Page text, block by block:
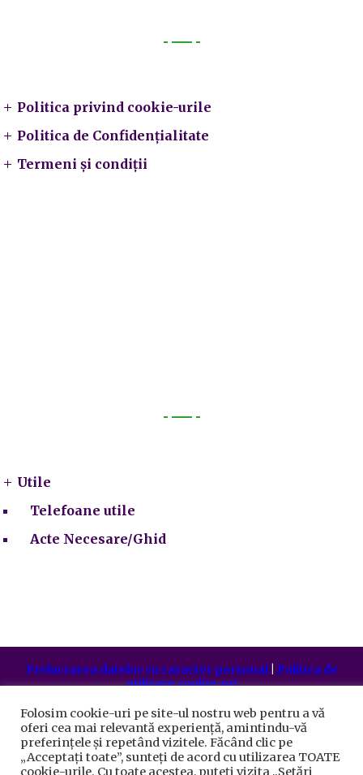
Politica privind cookie-urile
Politica de Confidențialitate
Termeni și condiții
Utile
Telefoane utile
Acte Necesare/Ghid
Prelucrarea datelor cu caracter personal| Politica de
utilizare cookie-uri
rezervate.
Folosim cookie-uri pe site-ul nostru web pentru a vă
oferi cea mai relevantă experiență, amintindu-vă
preferințele și repetând vizitele. Făcând clic pe
„Acceptați toate”, sunteți de acord cu utilizarea TOATE
cookie-urile. Cu toate acestea, puteți vizita „Setări